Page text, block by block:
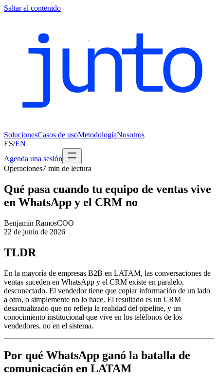
Saltar al contenido
SolucionesCasos de usoMetodologíaNosotros
ES/EN
Agenda una sesión
Operaciones7 min de lectura
Qué pasa cuando tu equipo de ventas vive
en WhatsApp y el CRM no
Benjamin RamosCOO
22 de junio de 2026
TLDR
En la mayoría de empresas B2B en LATAM, las conversaciones de
ventas suceden en WhatsApp y el CRM existe en paralelo,
desconectado. El vendedor tiene que copiar información de un lado
a otro, o simplemente no lo hace. El resultado es un CRM
desactualizado que no refleja la realidad del pipeline, y un
conocimiento institucional que vive en los teléfonos de los
vendedores, no en el sistema.
Por qué WhatsApp ganó la batalla de
comunicación en LATAM